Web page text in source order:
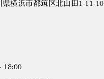
横浜市都筑区北山田1-11-10
18:00